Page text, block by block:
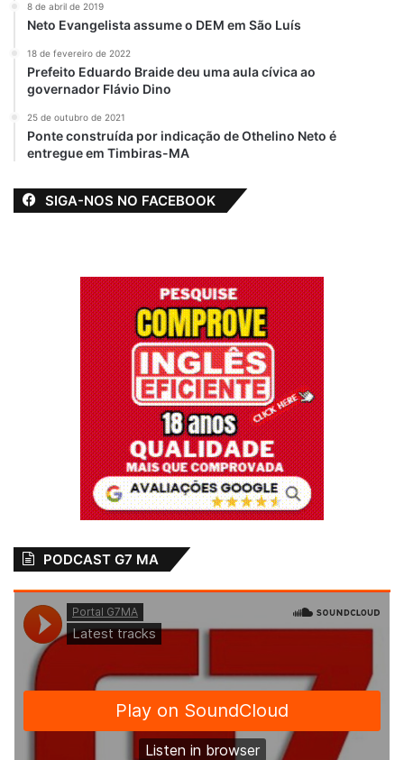
8 de abril de 2019
Neto Evangelista assume o DEM em São Luís
18 de fevereiro de 2022
Prefeito Eduardo Braide deu uma aula cívica ao
governador Flávio Dino
25 de outubro de 2021
Ponte construída por indicação de Othelino Neto é
entregue em Timbiras-MA
SIGA-NOS NO FACEBOOK
PODCAST G7 MA